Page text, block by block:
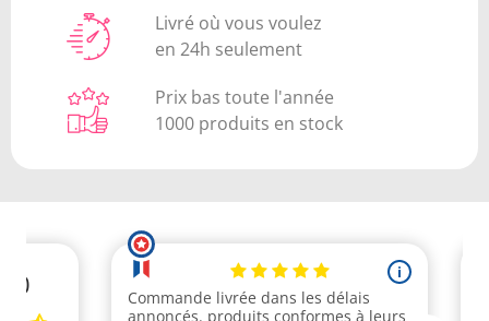
Livré où vous voulez
en 24h seulement
Prix bas toute l'année
1000 produits en stock